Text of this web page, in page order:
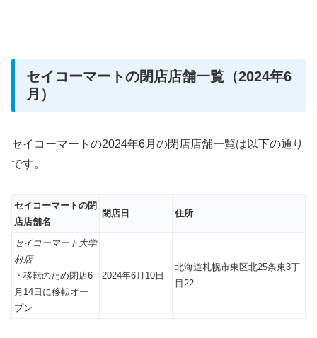
セイコーマートの閉店店舗一覧（2024年6
月）
セイコーマートの2024年6月の閉店店舗一覧は以下の通り
です。
セイコーマートの閉
店店舗名
閉店日 住所
セイコーマート大学
村店
・移転のため閉店6
月14日に移転オー
プン
2024年6月10日
北海道札幌市東区北25条東3丁
目22